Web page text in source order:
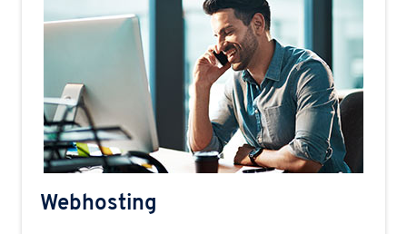
Webhosting